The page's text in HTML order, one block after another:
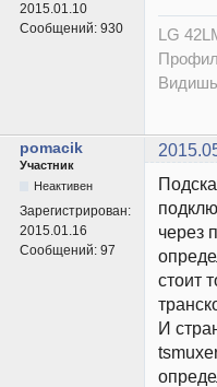
2015.01.10
Сообщений: 930
LG
pomacik
Участник
Неактивен
Зарегистрирован:
2015.01.16
Сообщений: 97
через
стоит
И